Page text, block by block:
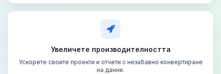
Увеличете производителността
Ускорете своите проекти и отчети с незабавно конвертиране
на данни.